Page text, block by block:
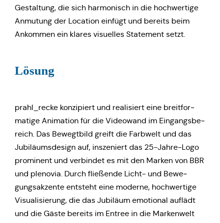
Gestal­tung, die sich har­mo­nisch in die hoch­wer­ti­ge
Anmu­tung der Loca­ti­on einfügt und bereits beim
Ankom­men ein klares visu­el­les State­ment setzt.
Lösung
prahl_recke kon­zi­piert und rea­li­siert eine breit­for­
ma­ti­ge Ani­ma­ti­on für die Video­wand im Ein­gangs­be­
reich. Das Bewegt­bild greift die Farb­welt und das
Jubi­lä­ums­de­sign auf, insze­niert das 25-Jahre-Logo
pro­mi­nent und ver­bin­det es mit den Marken von BBR
und ple­no­via. Durch flie­ßen­de Licht- und Bewe­
gungs­ak­zen­te ent­steht eine moderne, hoch­wer­ti­ge
Visua­li­sie­rung, die das Jubi­lä­um emo­tio­nal auflädt
und die Gäste bereits im Entree in die Mar­ken­welt